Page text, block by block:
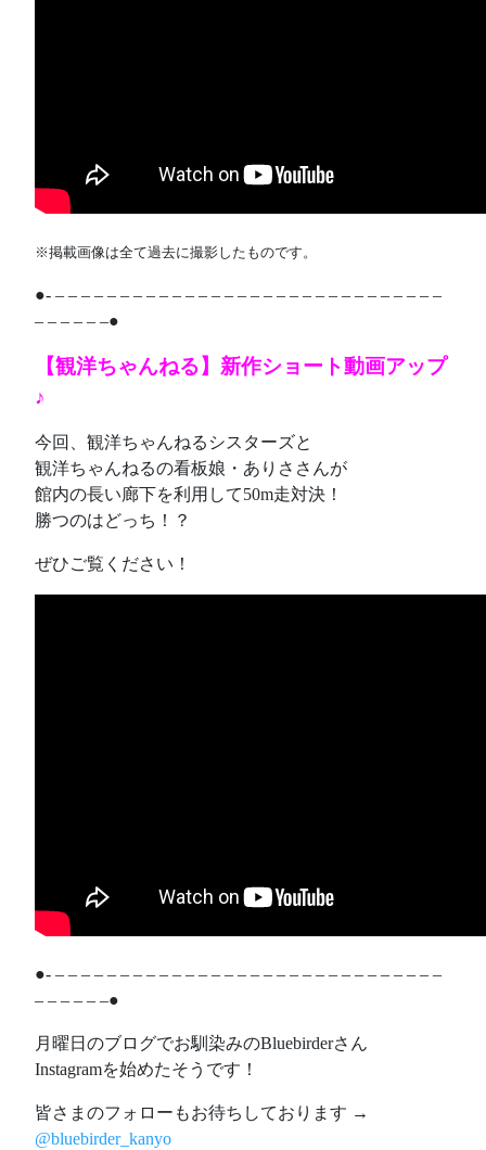
※掲載画像は全て過去に撮影したものです。
●- – – – – – – – – – – – – – – – – – – – – – – – – – – – – – –
– – – – – –●
【観洋ちゃんねる】新作ショート動画アップ
♪
今回、観洋ちゃんねるシスターズと
観洋ちゃんねるの看板娘・ありささんが
館内の長い廊下を利用して50m走対決！
勝つのはどっち！？
ぜひご覧ください！
●- – – – – – – – – – – – – – – – – – – – – – – – – – – – – – –
– – – – – –●
月曜日のブログでお馴染みのBluebirderさん
Instagramを始めたそうです！
皆さまのフォローもお待ちしております →
@bluebirder_kanyo